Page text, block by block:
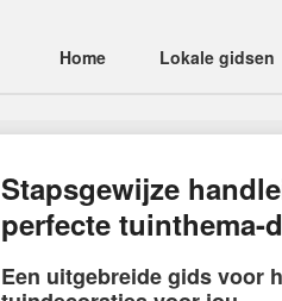
Main menu
Home Lokale gidsen
Stapsgewijze
perfecte tuinthema-
Een uitgebreide gids voor